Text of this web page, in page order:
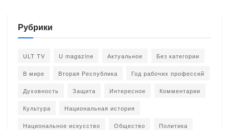
Рубрики
ULT TV U magazine Актуальное Без категории
В мире Вторая Республика Год рабочих профессий
Духовность Защита Интересное Комментарии
Культура Национальная история
Национальное искусство Общество Политика